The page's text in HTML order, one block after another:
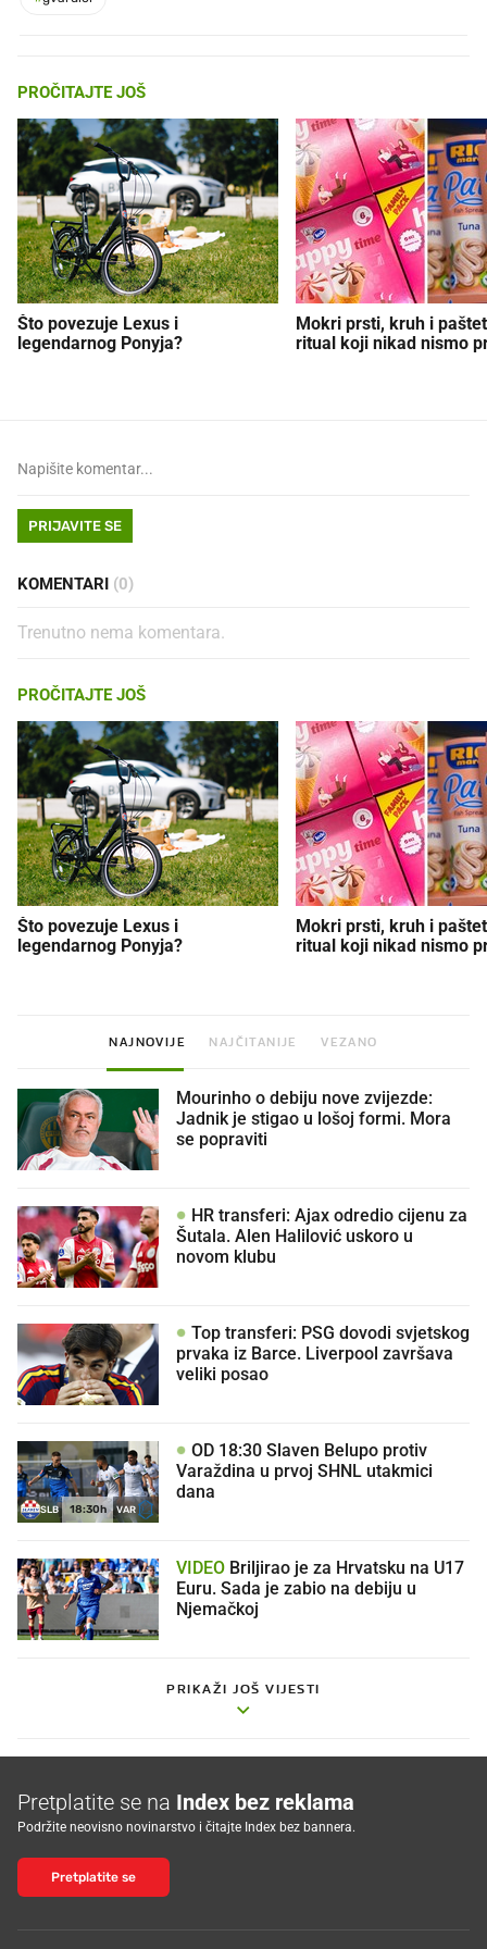
PROČITAJTE JOŠ
Što povezuje Lexus i
legendarnog Ponyja?
Mokri prsti, kruh i
ritual koji nikad nismo
PRIJAVITE SE
KOMENTARI (0)
Trenutno nema komentara.
PROČITAJTE JOŠ
Što povezuje Lexus i
legendarnog Ponyja?
Mokri prsti, kruh i
ritual koji nikad nismo
NAJNOVIJE NAJČITANIJE VEZANO
Mourinho o debiju nove zvijezde:
Jadnik je stigao u lošoj formi. Mora
se popraviti
HR transferi: Ajax odredio cijenu za
Šutala. Alen Halilović uskoro u
novom klubu
Top transferi: PSG dovodi svjetskog
prvaka iz Barce. Liverpool završava
veliki posao
SLB 18:30h VAR
OD 18:30 Slaven Belupo protiv
Varaždina u prvoj SHNL utakmici
dana
VIDEO
Euru. Sada je zabio na debiju u
Njemačkoj
PRIKAŽI JOŠ VIJESTI
Pretplatite se na Index bez reklama
Podržite neovisno novinarstvo i čitajte Index bez bannera.
Pretplatite se